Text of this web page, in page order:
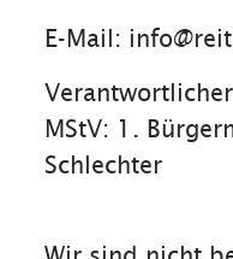
E-Mail:
MStV: 1.
Schlechter